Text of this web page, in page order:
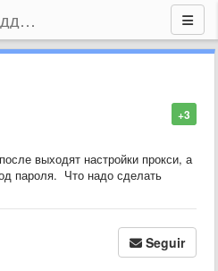
Joxi - сообщество поддержки
+3
выходят настройки прокси, а
пароля. Что надо сделать
Seguir